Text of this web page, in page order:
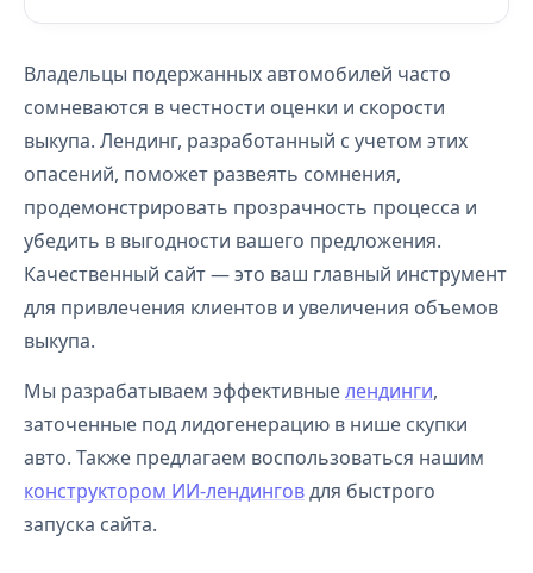
Владельцы подержанных автомобилей часто
сомневаются в честности оценки и скорости
выкупа. Лендинг, разработанный с учетом этих
опасений, поможет развеять сомнения,
продемонстрировать прозрачность процесса и
убедить в выгодности вашего предложения.
Качественный сайт — это ваш главный инструмент
для привлечения клиентов и увеличения объемов
выкупа.
Мы разрабатываем эффективныелендинги,
заточенные под лидогенерацию в нише скупки
авто. Также предлагаем воспользоваться нашим
конструктором ИИ-лендинговдля быстрого
запуска сайта.